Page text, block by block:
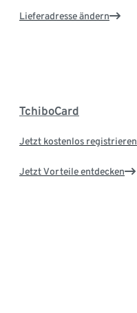
Lieferadresse ändern
TchiboCard
Jetzt kostenlos registrieren
Jetzt Vorteile entdecken